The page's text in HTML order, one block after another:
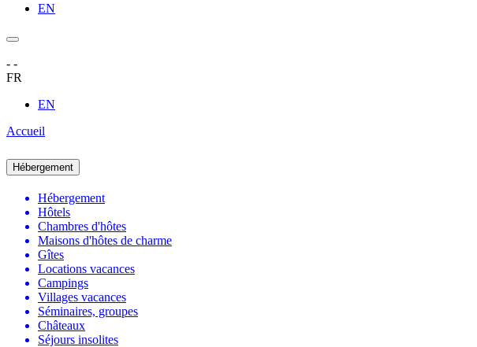
EN
- -
FR
EN
Accueil
Hébergement
Hébergement
Hôtels
Chambres d'hôtes
Maisons d'hôtes de charme
Gîtes
Locations vacances
Campings
Villages vacances
Séminaires, groupes
Châteaux
Séjours insolites